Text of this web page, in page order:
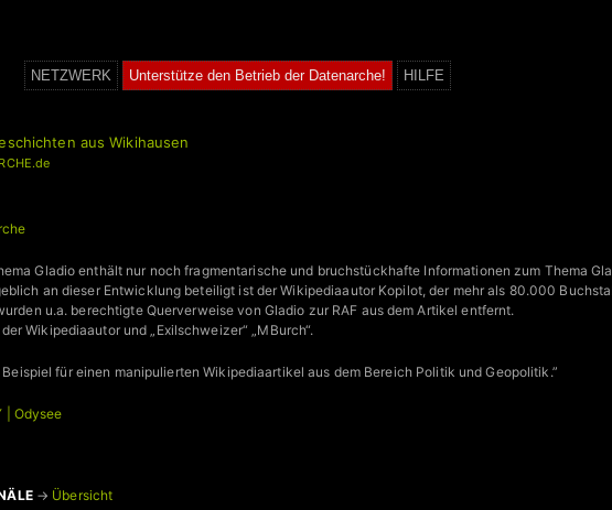
NETZWERK Unterstütze den Betrieb der Datenarche! HILFE
aus Wikihausen
Gladio enthält nur noch fragmentarische und bruchstückhafte Informationen zum Thema
an dieser Entwicklung beteiligt ist der Wikipediaautor Kopilot, der mehr als 80.000
u.a. berechtigte Querverweise von Gladio zur RAF aus dem Artikel entfernt.
Wikipediaautor und „Exilschweizer“ „MBurch“.
für einen manipulierten Wikipediaartikel aus dem Bereich Politik und Geopolitik.”
| Odysee
→ Übersicht